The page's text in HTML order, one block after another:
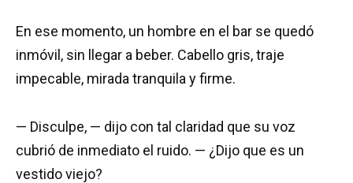
En ese momento, un hombre en el bar se quedó
inmóvil, sin llegar a beber. Cabello gris, traje
impecable, mirada tranquila y firme.
— Disculpe, — dijo con tal claridad que su voz
cubrió de inmediato el ruido. — ¿Dijo que es un
vestido viejo?